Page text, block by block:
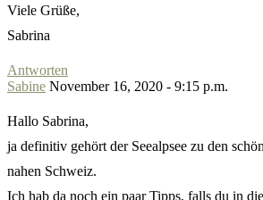
Viele Grüße,
Sabrina
Antworten
Sabine November 16, 2020 - 9:15 p.m.
Hallo Sabrina,
ja definitiv gehört der Seealpsee zu den
nahen Schweiz.
Ich hab da noch ein paar Tipps, falls du in